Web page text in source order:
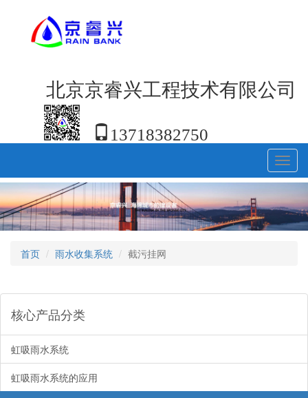
北京京睿兴工程技术有限公司
13718382750
首页 雨水收集系统 截污挂网
核心产品分类
虹吸雨水系统
虹吸雨水系统的应用